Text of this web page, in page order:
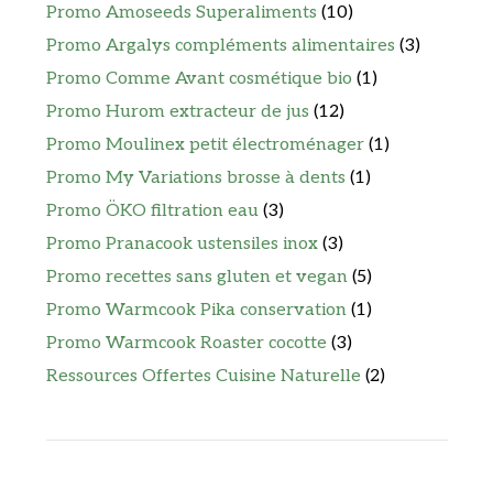
Promo Amoseeds Superaliments (10)
Promo Argalys compléments alimentaires (3)
Promo Comme Avant cosmétique bio (1)
Promo Hurom extracteur de jus (12)
Promo Moulinex petit électroménager (1)
Promo My Variations brosse à dents (1)
Promo ÖKO filtration eau (3)
Promo Pranacook ustensiles inox (3)
Promo recettes sans gluten et vegan (5)
Promo Warmcook Pika conservation (1)
Promo Warmcook Roaster cocotte (3)
Ressources Offertes Cuisine Naturelle (2)